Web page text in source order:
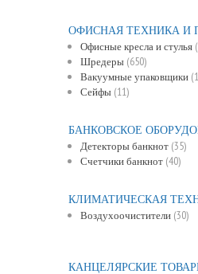
ОФИСНАЯ ТЕХНИКА И
Офисные кресла и стулья
Шредеры(650)
Вакуумные упаковщики
Сейфы(11)
БАНКОВСКОЕ
Детекторы банкнот(35)
Счетчики банкнот(40)
КЛИМАТИЧЕСКАЯ
Воздухоочистители(30)
КАНЦЕЛЯРСКИЕ